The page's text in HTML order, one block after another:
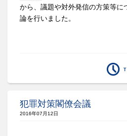
から、議題や対外発信の方策等に
論を行いました。
犯罪対策閣僚会議
2016年07月12日